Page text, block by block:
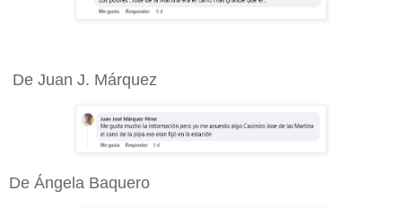
De Juan J. Márquez
De Ángela Baquero